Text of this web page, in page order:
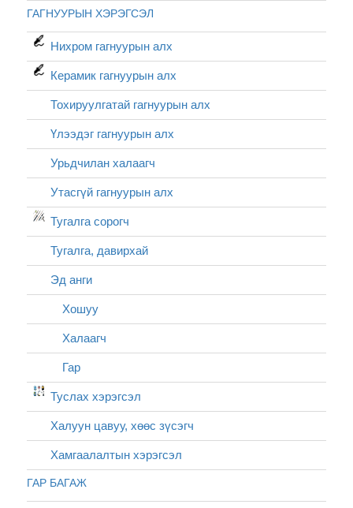
ГАГНУУРЫН ХЭРЭГСЭЛ
Нихром гагнуурын алх
Керамик гагнуурын алх
Тохируулгатай гагнуурын алх
Үлээдэг гагнуурын алх
Урьдчилан халаагч
Утасгүй гагнуурын алх
Тугалга сорогч
Тугалга, давирхай
Эд анги
Хошуу
Халаагч
Гар
Туслах хэрэгсэл
Халуун цавуу, хөөс зүсэгч
Хамгаалалтын хэрэгсэл
ГАР БАГАЖ